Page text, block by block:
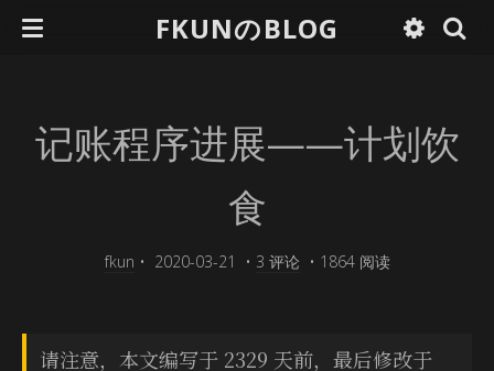
FKUNのBLOG
记账程序进展——计划饮
食
fkun • 2020-03-21 • 3 评论• 1864 阅读
请注意，本文编写于 2329 天前，最后修改于